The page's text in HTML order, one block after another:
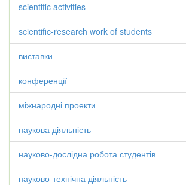
scientific activities
scientific-research work of students
виставки
конференції
міжнародні проекти
наукова діяльність
науково-дослідна робота студентів
науково-технічна діяльність